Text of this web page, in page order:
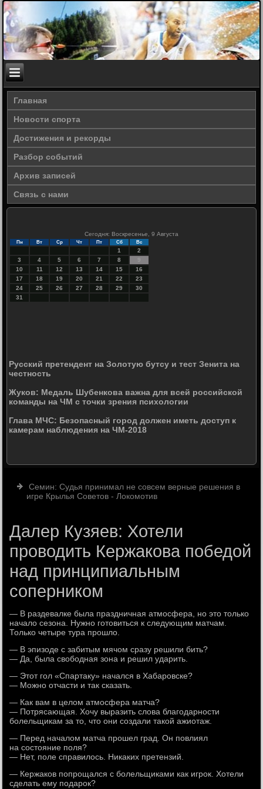
Главная
Новости спорта
Достижения и рекорды
Разбор событий
Архив записей
Связь с нами
Сегодня: Воскресенье, 9 Августа
Пн Вт Ср Чт Пт Сб Вс
1
2
3
4 5 6 7 8
9
10
11 12 13 14 15
16
17
18 19 20 21 22
23
24
25 26 27 28 29
30
31
Русский претендент на Золотую бутсу и тест Зенита на
честность
Жуков: Медаль Шубенкова важна для всей российской
команды на ЧМ с точки зрения психологии
Глава МЧС: Безопасный город должен иметь доступ к
камерам наблюдения на ЧМ-2018
Семин: Судья принимал не совсем верные решения в
игре Крылья Советов - Локомотив
Далер Кузяев: Хотели
проводить Кержакова победой
над принципиальным
соперником
— В раздевалке была праздничная атмосфера, но это только
начало сезона. Нужно готовиться к следующим матчам.
Только четыре тура прошло.
— В эпизоде с забитым мячом сразу решили бить?
— Да, была свободная зона и решил ударить.
— Этот гол «Спартаку» начался в Хабаровске?
— Можно отчасти и так сказать.
— Как вам в целом атмосфера матча?
— Потрясающая. Хочу выразить слова благодарности
болельщикам за то, что они создали такой ажиотаж.
— Перед началом матча прошел град. Он повлиял
на состояние поля?
— Нет, поле справилось. Никаких претензий.
— Кержаков попрощался с болельщиками как игрок. Хотели
сделать ему подарок?